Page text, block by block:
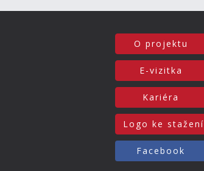
O projektu
E-vizitka
Kariéra
Logo ke stažení
Facebook